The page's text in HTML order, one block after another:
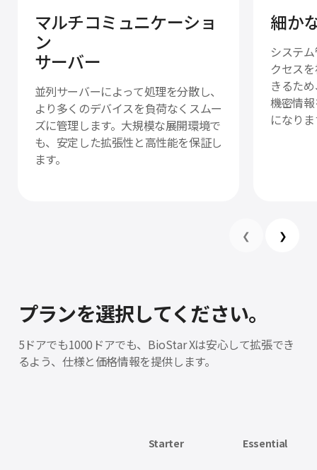
マルチコミュニケーショ
ン
サーバー
並列サーバーによって処理を分散し、
より多くのデバイスを負荷なくスムー
ズに管理します。大規模な展開環境で
も、安定した拡張性と高性能を保証し
ます。
細か
システ
クセス
きるた
機密情
になり
❮ ❯
プランを選択してください。
5ドアでも1000ドアでも、BioStar Xは安心して拡張でき
るよう、仕様と価格情報を提供します。
Starter Essential